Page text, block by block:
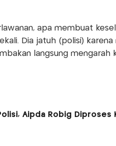
apa membuat
Dia jatuh (polisi)
langsung mengarah
Aipda Robig Diproses